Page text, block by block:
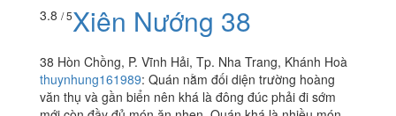
3.8 / 5Xiên Nướng 38
38 Hòn Chồng, P. Vĩnh Hải, Tp. Nha Trang, Khánh Hoà
thuynhung161989: Quán nằm đối diện trường hoàng
văn thụ và gần biển nên khá là đông đúc phải đi sớm